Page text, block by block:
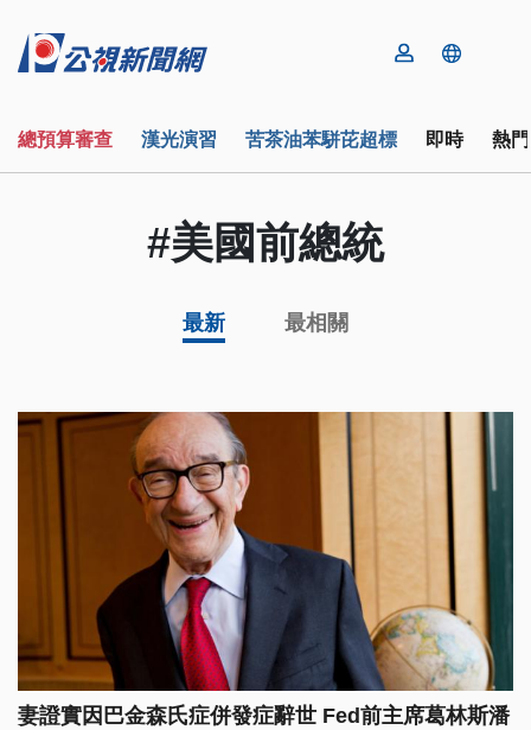
總預算審查 漢光演習 苦茶油苯駢芘超標 即時 熱
#美國前總統
最新 最相關
妻證實因巴金森氏症併發症辭世 Fed前主席葛林斯潘